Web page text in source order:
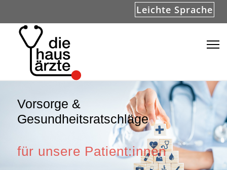
Leichte Sprache
Vorsorge &
Gesundheitsratschläge
für unsere Patient:innen